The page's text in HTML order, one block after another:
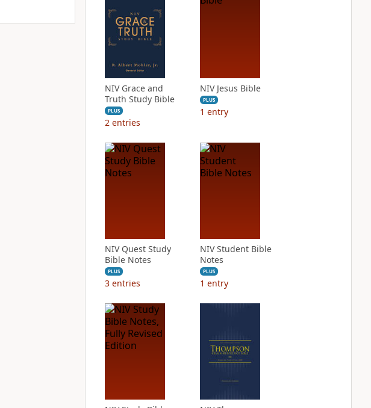
NIV Grace and
Truth Study Bible
PLUS
2 entries
NIV Jesus Bible
PLUS
1 entry
NIV Quest Study
Bible Notes
PLUS
3 entries
NIV Student Bible
Notes
PLUS
1 entry